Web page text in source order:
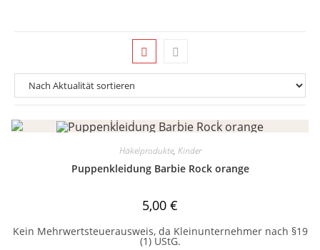
Häkelprodukte, Kinder
Puppenkleidung Barbie Rock orange
5,00 €
Kein Mehrwertsteuerausweis, da Kleinunternehmer nach §19
(1) UStG.